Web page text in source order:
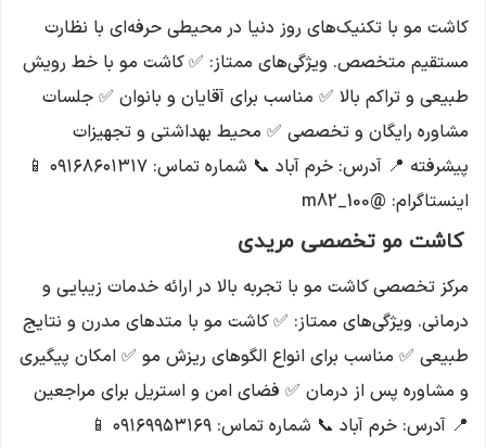
کاشت مو با تکنیک‌های روز دنیا در محیطی حرفه‌ای با نظارت
مستقیم متخصص. ویژگی‌های ممتاز: ✅ کاشت مو با خط رویش
طبیعی و تراکم بالا ✅ مناسب برای آقایان و بانوان ✅ جلسات
مشاوره رایگان و تخصصی ✅ محیط بهداشتی و تجهیزات
پیشرفته 📍 آدرس: خرم آباد 📞 شماره تماس: ۰۹۱۶۸۶۰۱۳۱۷ 📱
اینستاگرام: @m82_100
کاشت مو تخصصی مریدی
مرکز تخصصی کاشت مو با تجربه بالا در ارائه خدمات زیبایی و
درمانی. ویژگی‌های ممتاز: ✅ کاشت مو با متدهای مدرن و نتایج
طبیعی ✅ مناسب برای انواع الگوهای ریزش مو ✅ امکان پیگیری
و مشاوره پس از درمان ✅ فضای امن و استریل برای مراجعین
📍 آدرس: خرم آباد 📞 شماره تماس: ۰۹۱۶۹۹۵۳۱۶۹ 📱